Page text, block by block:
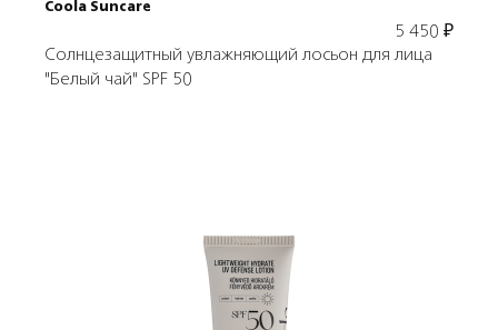
Coola Suncare
5 450 ₽
Солнцезащитный увлажняющий лосьон для лица
"Белый чай" SPF 50
Подробнее